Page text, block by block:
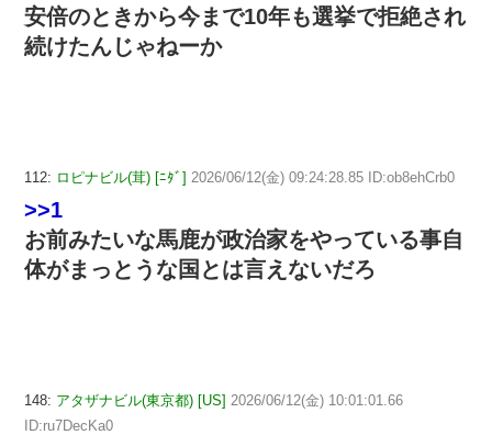
安倍のときから今まで10年も選挙で拒絶され
続けたんじゃねーか
112: ロピナビル(茸) [ﾆﾀﾞ] 2026/06/12(金) 09:24:28.85 ID:ob8ehCrb0
>>1
お前みたいな馬鹿が政治家をやっている事自
体がまっとうな国とは言えないだろ
148: アタザナビル(東京都) [US] 2026/06/12(金) 10:01:01.66
ID:ru7DecKa0